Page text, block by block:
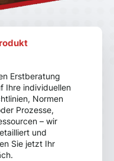
Erstberatung
Ihre individuellen
Normen
Prozesse,
– wir
und
Sie jetzt Ihr